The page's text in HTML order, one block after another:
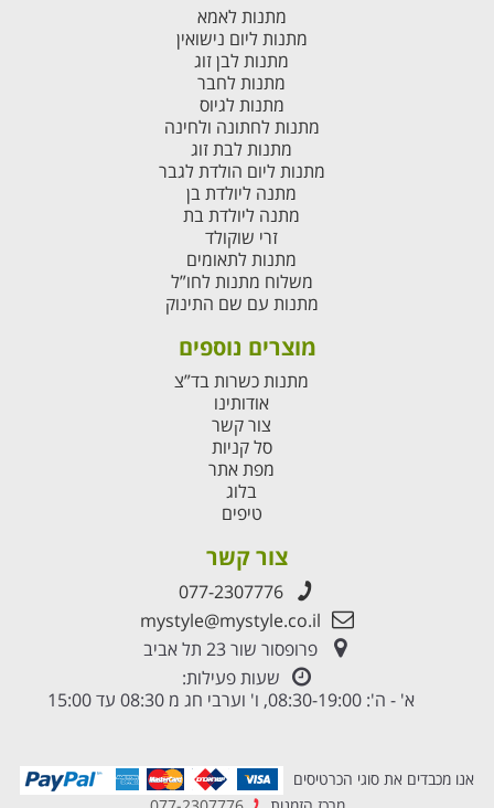
מתנות לאמא
מתנות ליום נישואין
מתנות לבן זוג
מתנות לחבר
מתנות לגיוס
מתנות לחתונה ולחינה
מתנות לבת זוג
מתנות ליום הולדת לגבר
מתנה ליולדת בן
מתנה ליולדת בת
זרי שוקולד
מתנות לתאומים
משלוח מתנות לחו”ל
מתנות עם שם התינוק
מוצרים נוספים
מתנות כשרות בד”צ
אודותינו
צור קשר
סל קניות
מפת אתר
בלוג
טיפים
צור קשר
077-2307776
mystyle@mystyle.co.il
פרופסור שור 23 תל אביב
שעות פעילות:
א' - ה': 08:30-19:00, ו' וערבי חג מ 08:30 עד 15:00
אנו מכבדים את סוגי הכרטיסים